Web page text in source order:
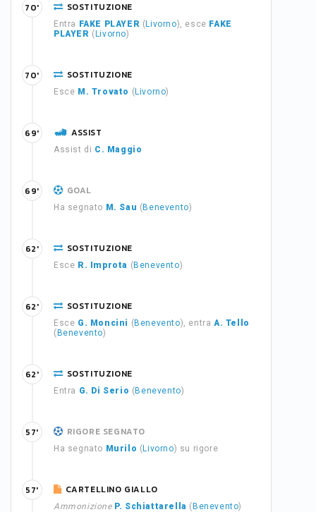
SOSTITUZIONE
Entra FAKE PLAYER ( Livorno), esce FAKE
PLAYER ( Livorno)
70'
SOSTITUZIONE
Esce M. Trovato ( Livorno)
70'
ASSIST
Assist di C. Maggio
69'
GOAL
Ha segnato M. Sau ( Benevento)
69'
SOSTITUZIONE
Esce R. Improta ( Benevento)
62'
SOSTITUZIONE
Esce G. Moncini ( Benevento), entraA. Tello
( Benevento)
62'
SOSTITUZIONE
Entra G. Di Serio ( Benevento)
62'
RIGORE SEGNATO
Ha segnato Murilo ( Livorno) su rigore
57'
CARTELLINO GIALLO
Ammonizione P. Schiattarella ( Benevento)
57'